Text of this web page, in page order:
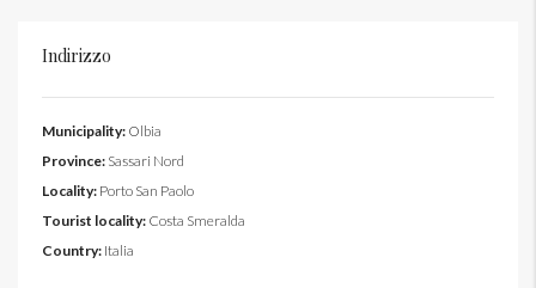
Indirizzo
Municipality: Olbia
Province: Sassari Nord
Locality: Porto San Paolo
Tourist locality: Costa Smeralda
Country: Italia